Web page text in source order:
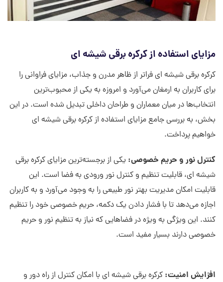
مزایای استفاده از کرکره برقی شیشه ای
کرکره برقی شیشه ای فراتر از ظاهر مدرن و جذاب، مزایای فراوانی را
برای کاربران به ارمغان می‌آورد و امروزه به یکی از محبوب‌ترین
انتخاب‌ها در میان معماران و طراحان داخلی تبدیل شده است. در این
بخش، به بررسی جامع مزایای استفاده از کرکره برقی شیشه ای
خواهیم پرداخت.
کنترل نور و حریم خصوصی: یکی از برجسته‌ترین مزایای کرکره برقی
شیشه ای، قابلیت تنظیم و کنترل نور ورودی به فضا است. این
قابلیت امکان مدیریت بهتر نور طبیعی را به وجود می‌آورد و به کاربران
اجازه می‌دهد تا با فشار دادن یک دکمه، حریم خصوصی خود را تنظیم
کنند. این ویژگی به ویژه در فضاهایی که نیاز به تنظیم نور و حریم
خصوصی دارند بسیار مفید است.
افزایش امنیت: کرکره برقی شیشه ای با امکان کنترل از راه دور و